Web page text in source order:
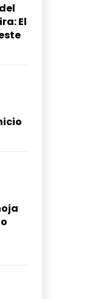
El